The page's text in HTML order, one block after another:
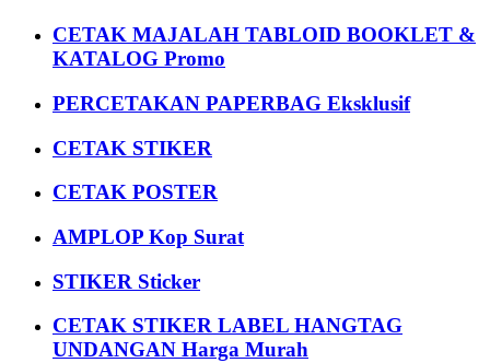
CETAK MAJALAH TABLOID BOOKLET &
KATALOG Promo
PERCETAKAN PAPERBAG Eksklusif
CETAK STIKER
CETAK POSTER
AMPLOP Kop Surat
STIKER Sticker
CETAK STIKER LABEL HANGTAG
UNDANGAN Harga Murah